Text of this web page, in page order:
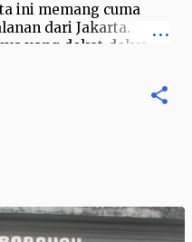
ini memang cuma
dari Jakarta.
yang dekat-dekat itu